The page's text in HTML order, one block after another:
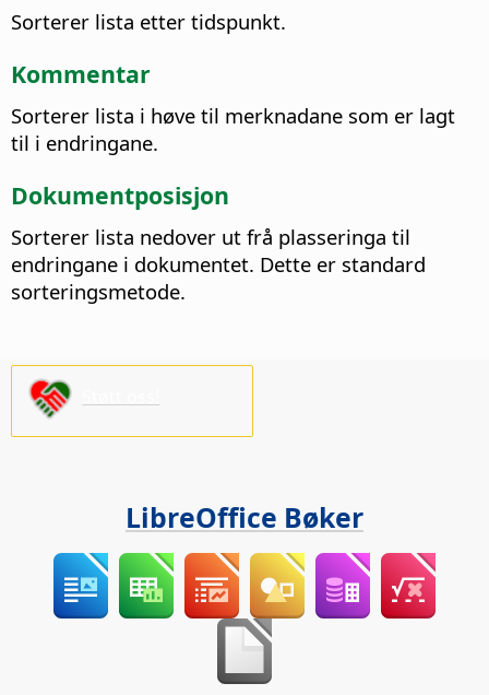
Sorterer lista etter tidspunkt.
Kommentar
Sorterer lista i høve til merknadane som er lagt
til i endringane.
Dokumentposisjon
Sorterer lista nedover ut frå plasseringa til
endringane i dokumentet. Dette er standard
sorteringsmetode.
LibreOffice Bøker